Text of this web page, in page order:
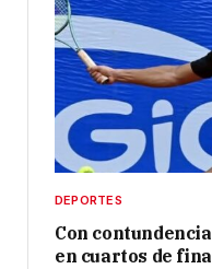
DEPORTES
Con
en cuartos de